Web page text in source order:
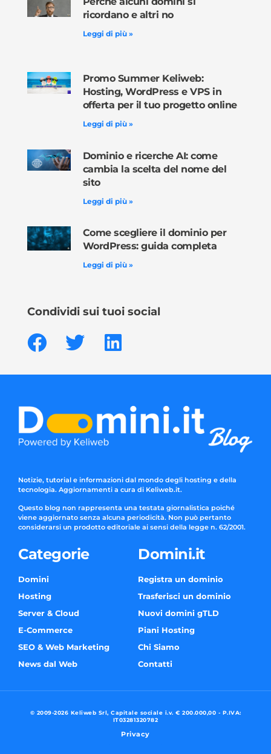
ricordano e altri no
Leggi di più »
Promo Summer Keliweb:
Hosting, WordPress e VPS in
offerta per il tuo progetto online
Leggi di più »
Dominio e ricerche AI: come
cambia la scelta del nome del
sito
Leggi di più »
Come scegliere il dominio per
WordPress: guida completa
Leggi di più »
Condividi sui tuoi social
Notizie, tutorial e informazioni dal mondo degli hosting e della
tecnologia. Aggiornamenti a cura di Keliweb.it.
Questo blog non rappresenta una testata giornalistica poiché
viene aggiornato senza alcuna periodicità. Non può pertanto
considerarsi un prodotto editoriale ai sensi della legge n. 62/2001.
Categorie
Domini
Hosting
Server & Cloud
E-Commerce
SEO & Web Marketing
News dal Web
Domini.it
Registra un dominio
Trasferisci un dominio
Nuovi domini gTLD
Piani Hosting
Chi Siamo
Contatti
© 2009-2026 Keliweb Srl, Capitale sociale i.v. € 200.000,00 - P.IVA:
IT03281320782
Privacy